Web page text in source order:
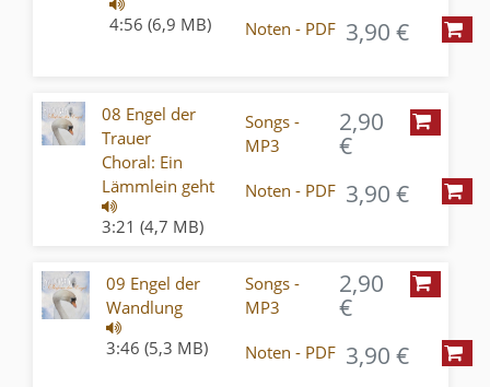
4:56 (6,9 MB)
Noten - PDF 3,90 €
08 Engel der
Trauer
Choral: Ein
Lämmlein geht
3:21 (4,7 MB)
Songs -
MP3
2,90
€
Noten - PDF 3,90 €
09 Engel der
Wandlung
3:46 (5,3 MB)
Songs -
MP3
2,90
€
Noten - PDF 3,90 €